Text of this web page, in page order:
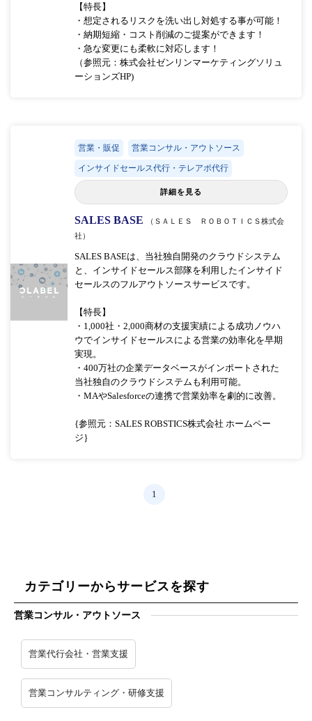
【特長】
・想定されるリスクを洗い出し対処する事が可能！
・納期短縮・コスト削減のご提案ができます！
・急な変更にも柔軟に対応します！
（参照元：株式会社ゼンリンマーケティングソリュ
ーションズHP)
営業・販促 営業コンサル・アウトソース
インサイドセールス代行・テレアポ代行
詳細を見る
SALES BASE
（ＳＡＬＥＳ ＲＯＢＯＴＩＣＳ株式会
社）
SALES BASEは、当社独自開発のクラウドシステム
と、インサイドセールス部隊を利用したインサイド
セールスのフルアウトソースサービスです。
【特長】
・1,000社・2,000商材の支援実績による成功ノウハ
ウでインサイドセールスによる営業の効率化を早期
実現。
・400万社の企業データベースがインポートされた
当社独自のクラウドシステムも利用可能。
・MAやSalesforceの連携で営業効率を劇的に改善。
{参照元：SALES ROBSTICS株式会社 ホームペー
ジ｝
1
カテゴリーからサービスを探す
営業コンサル・アウトソース
営業代行会社・営業支援
営業コンサルティング・研修支援